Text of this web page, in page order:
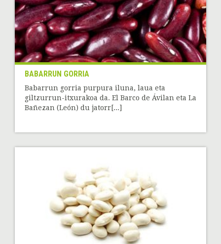
BABARRUN GORRIA
Babarrun gorria purpura iluna, laua eta
giltzurrun-itxurakoa da. El Barco de Ávilan eta La
Bañezan (León) du jatorr[...]